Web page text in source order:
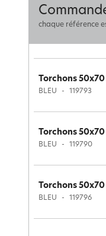
chaque référence
Torchons
BLEU 119793
Torchons
BLEU 119790
Torchons
BLEU 119796